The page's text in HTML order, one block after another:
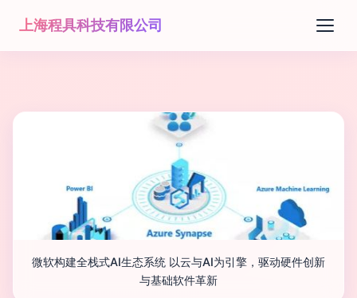
上海程具科技有限公司
微软构建全栈式AI生态系统 以云与AI为引擎，驱动硬件创新
与基础软件革新